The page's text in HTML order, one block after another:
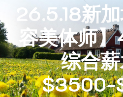
26.5.18新
容美体师
综合
$3500-